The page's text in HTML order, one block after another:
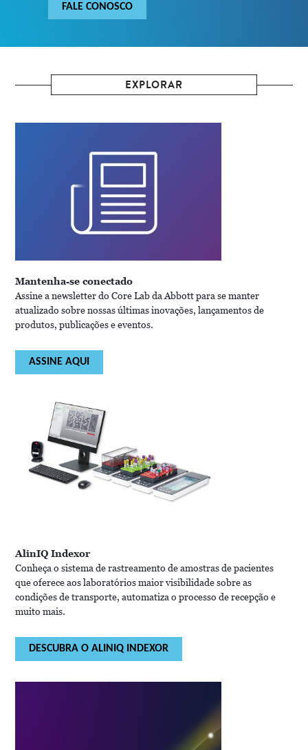
FALE CONOSCO
EXPLORAR
Mantenha-se conectado
Assine a newsletter do Core Lab da Abbott para se manter
atualizado sobre nossas últimas inovações, lançamentos de
produtos, publicações e eventos.
ASSINE AQUI
AlinIQ Indexor
Conheça o sistema de rastreamento de amostras de pacientes
que oferece aos laboratórios maior visibilidade sobre as
condições de transporte, automatiza o processo de recepção e
muito mais.
DESCUBRA O ALINIQ INDEXOR